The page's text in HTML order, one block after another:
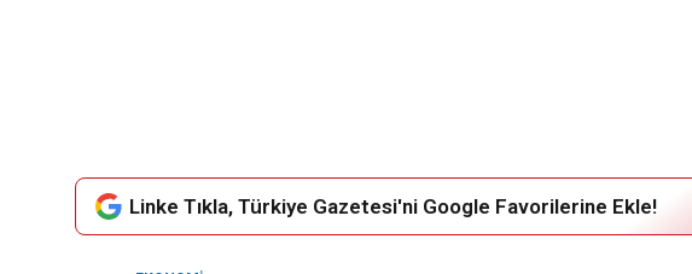
Linke Tıkla, Türkiye Gazetesi'ni Google Favorilerine Ekle!